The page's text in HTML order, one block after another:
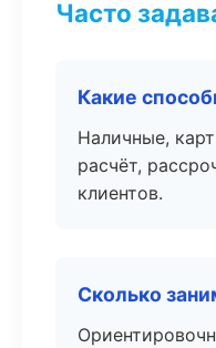
Часто
Какие
Наличные,
расчёт,
клиентов.
Сколько